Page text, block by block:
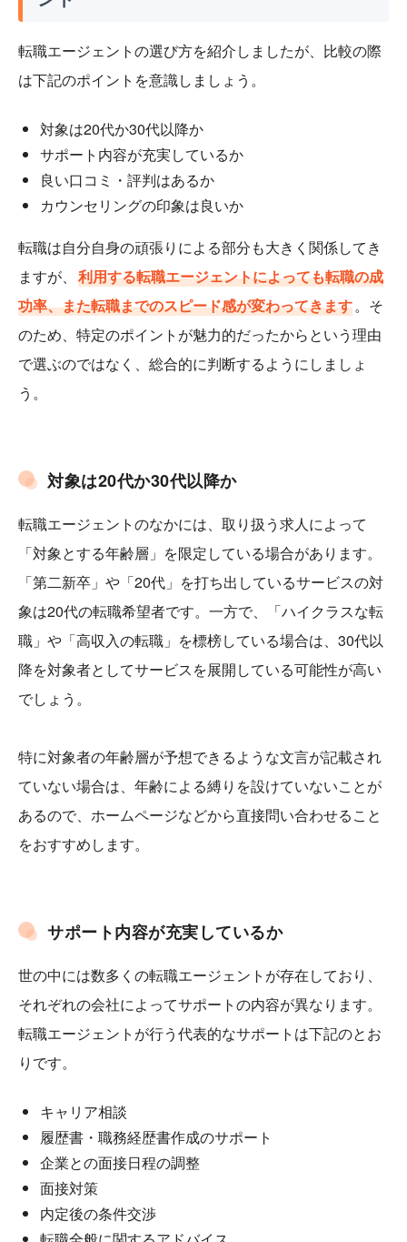
転職エージェントの選び方を紹介しましたが、比較の際
は下記のポイントを意識しましょう。
対象は20代か30代以降か
サポート内容が充実しているか
良い口コミ・評判はあるか
カウンセリングの印象は良いか
転職は自分自身の頑張りによる部分も大きく関係してき
ますが、 利用する転職エージェントによっても転職の成
功率、また転職までのスピード感が変わってきます。そ
のため、特定のポイントが魅力的だったからという理由
で選ぶのではなく、総合的に判断するようにしましょ
う。
対象は20代か30代以降か
転職エージェントのなかには、取り扱う求人によって
「対象とする年齢層」を限定している場合があります。
「第二新卒」や「20代」を打ち出しているサービスの対
象は20代の転職希望者です。一方で、「ハイクラスな転
職」や「高収入の転職」を標榜している場合は、30代以
降を対象者としてサービスを展開している可能性が高い
でしょう。
特に対象者の年齢層が予想できるような文言が記載され
ていない場合は、年齢による縛りを設けていないことが
あるので、ホームページなどから直接問い合わせること
をおすすめします。
サポート内容が充実しているか
世の中には数多くの転職エージェントが存在しており、
それぞれの会社によってサポートの内容が異なります。
転職エージェントが行う代表的なサポートは下記のとお
りです。
キャリア相談
履歴書・職務経歴書作成のサポート
企業との面接日程の調整
面接対策
内定後の条件交渉